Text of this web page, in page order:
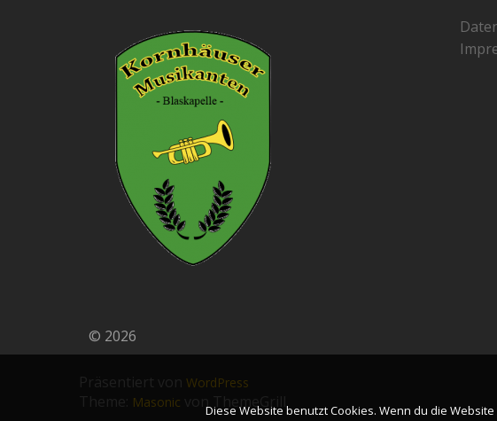
© 2026
WordPress
Masonic von ThemeGrill
Diese Website benutzt Cookies. Wenn du die